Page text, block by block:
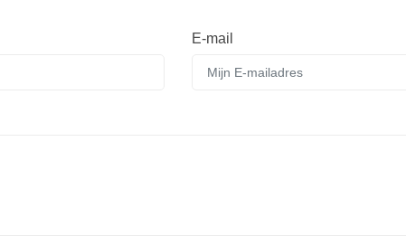
E-mail